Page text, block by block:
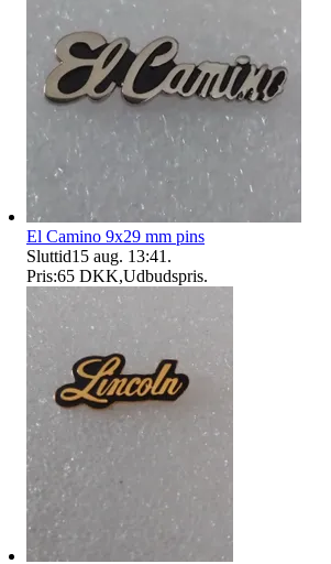
El Camino 9x29 mm pins
Sluttid15 aug. 13:41 .
Pris:65 DKK,Udbudspris.